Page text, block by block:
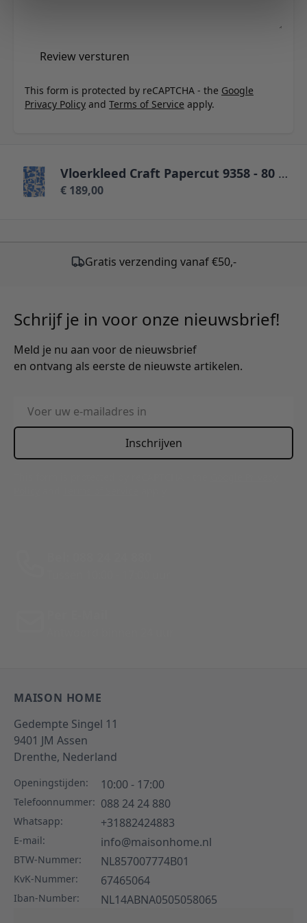
Review versturen
This form is protected by reCAPTCHA - the Google
Privacy Policy and Terms of Service apply.
Vloerkleed Craft Papercut 9358 - 80 x 150 cm
€ 189,00
Schrijf je in voor onze nieuwsbrief!
Meld je nu aan voor de nieuwsbrief
en ontvang als eerste de nieuwste artikelen.
E-mailadres
Inschrijven
MAISON HOME
Gedempte Singel 11
9401 JM Assen
Drenthe, Nederland
Openingstijden: 10:00 - 17:00
Telefoonnummer: 088 24 24 880
Whatsapp: +31882424883
E-mail: info@maisonhome.nl
BTW-Nummer: NL857007774B01
KvK-Nummer: 67465064
Iban-Number:
NL14ABNA0505058065